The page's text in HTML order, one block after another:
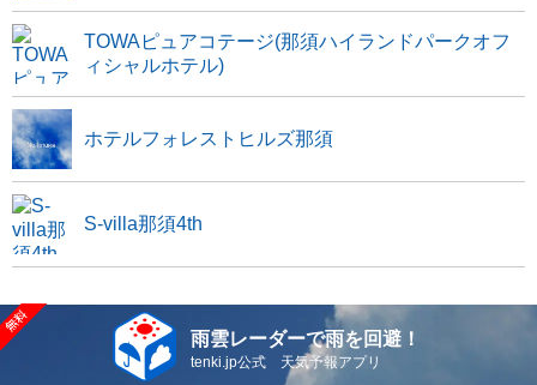
TOWAピュアコテージ(那須ハイランドパークオフ
ィシャルホテル)
ホテルフォレストヒルズ那須
S-villa那須4th
雨雲レーダーで雨を回避！
tenki.jp公式 天気予報アプリ